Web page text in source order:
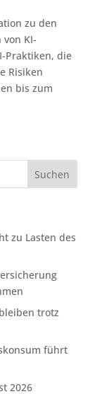
zu den
KI-
Praktiken, die
Risiken
bis zum
zu Lasten des
trotz
führt
2026